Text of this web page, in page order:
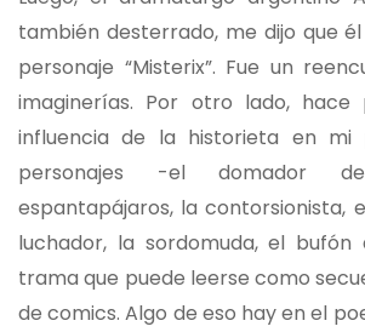
también desterrado, me dijo que
personaje “Misterix”. Fue un
imaginerías. Por otro lado,
influencia de la historieta en mi
personajes -el domador
espantapájaros, la contorsionista,
luchador, la sordomuda, el
trama que puede leerse como
de comics. Algo de eso hay en el